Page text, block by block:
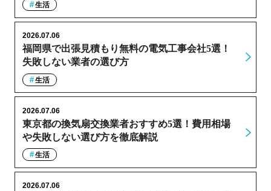
生活
福岡県で出張見積もり無料の電気工事会社5選！
失敗しない業者の選び方
2026.07.06
生活
東京都の換気扇交換業者おすすめ5選！費用相場
や失敗しない選び方を徹底解説
2026.07.06
生活
2026.07.06